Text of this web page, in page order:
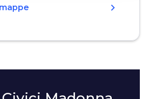
chevron_right